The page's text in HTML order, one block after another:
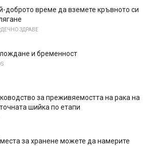
доброто време да вземете кръвното си
ЗДРАВЕ
и бременност
за преживяемостта на рака на
шийка по етапи
за хранене можете да намерите